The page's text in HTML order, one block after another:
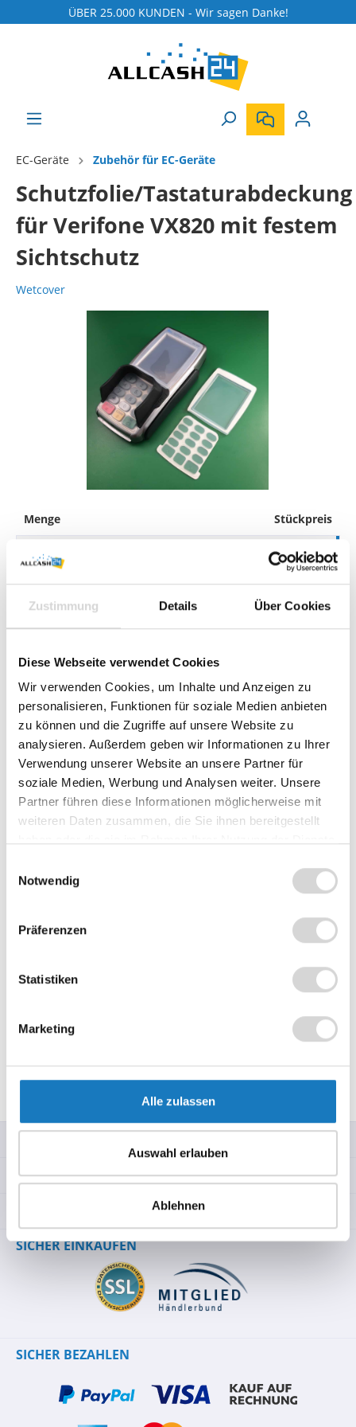
Zustimmung Details Über Cookies
Diese Webseite verwendet Cookies
Wir verwenden Cookies, um Inhalte und Anzeigen zu
personalisieren, Funktionen für soziale Medien anbieten
zu können und die Zugriffe auf unsere Website zu
analysieren. Außerdem geben wir Informationen zu Ihrer
Verwendung unserer Website an unsere Partner für
soziale Medien, Werbung und Analysen weiter. Unsere
Partner führen diese Informationen möglicherweise mit
weiteren Daten zusammen, die Sie ihnen bereitgestellt
Notwendig
Präferenzen
Statistiken
Marketing
Alle zulassen
Auswahl erlauben
Ablehnen
ÜBER 25.000 KUNDEN - Wir sagen Danke!
EC-Geräte Zubehör für EC-Geräte
Schutzfolie/Tastaturabdeckung
für Verifone VX820 mit festem
Sichtschutz
Wetcover
Menge Stückpreis
Ab 1 Stück 19,90 €*
Ab 5 Stück 18,90 €* -5%
Ab 10 Stück
3,00 € gespart
Sie benötigen größere Mengen? Jetzt Angebot anfordern
Preise exkl. MwSt. zzgl. Versandkosten
Sofort verfügbar, Lieferzeit: 1-3 Werktage
Summe:19,90 €*
In den Warenkorb
Produktnummer:
Bei diesem Artikel handelt es sich um eine Wetcover
Schutzfolie/Tastaturabdeckung, passend für das EC-Geräte
Bewertungen
SERVICE-HOTLINE
INFORMATIONEN
SICHER EINKAUFEN
SICHER BEZAHLEN